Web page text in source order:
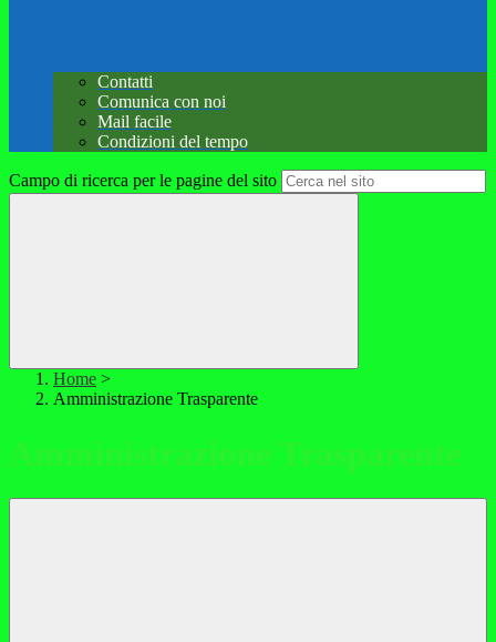
Contatti
Comunica con noi
Mail facile
Condizioni del tempo
Campo di ricerca per le pagine del sito
Home >
Amministrazione Trasparente
Amministrazione Trasparente